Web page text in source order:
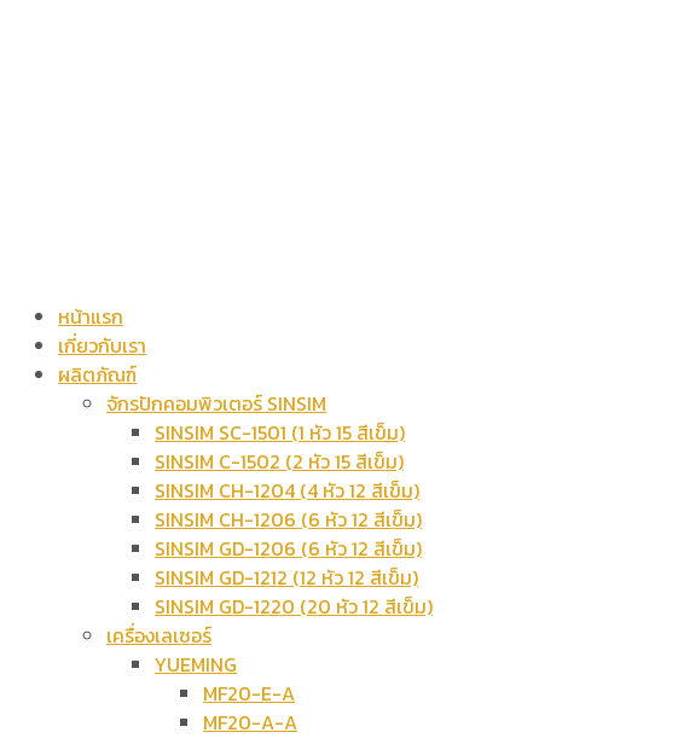
หน้าแรก
เกี่ยวกับเรา
ผลิตภัณฑ์
จักรปักคอมพิวเตอร์ SINSIM
SINSIM SC-1501 (1 หัว 15 สีเข็ม)
SINSIM C-1502 (2 หัว 15 สีเข็ม)
SINSIM CH-1204 (4 หัว 12 สีเข็ม)
SINSIM CH-1206 (6 หัว 12 สีเข็ม)
SINSIM GD-1206 (6 หัว 12 สีเข็ม)
SINSIM GD-1212 (12 หัว 12 สีเข็ม)
SINSIM GD-1220 (20 หัว 12 สีเข็ม)
เครื่องเลเซอร์
YUEMING
MF20-E-A
MF20-A-A